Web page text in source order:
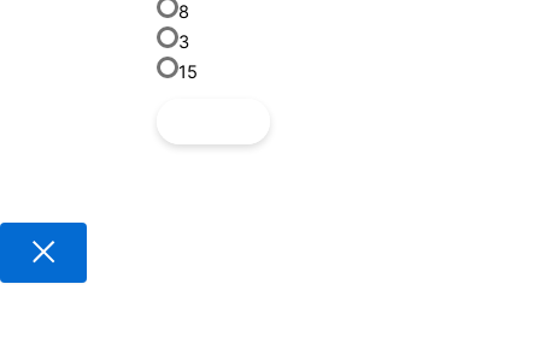
8
3
15